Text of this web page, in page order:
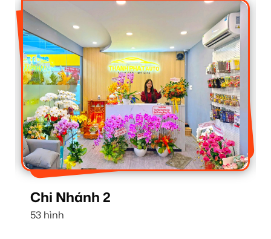
Chi Nhánh 1
16 hình